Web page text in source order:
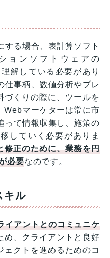
る場合、表計算ソフト
ョンソフトウェアの
解している必要があり
仕事柄、数値分析やプレ
づくりの際に、ツールを
Webマーケターは常に市
って情報収集し、施策の
していく必要がありま
修正のために、業務を円
必要なのです。
キル
イアントとのコミュニケ
め、クライアントと良好
ェクトを進めるためのコ